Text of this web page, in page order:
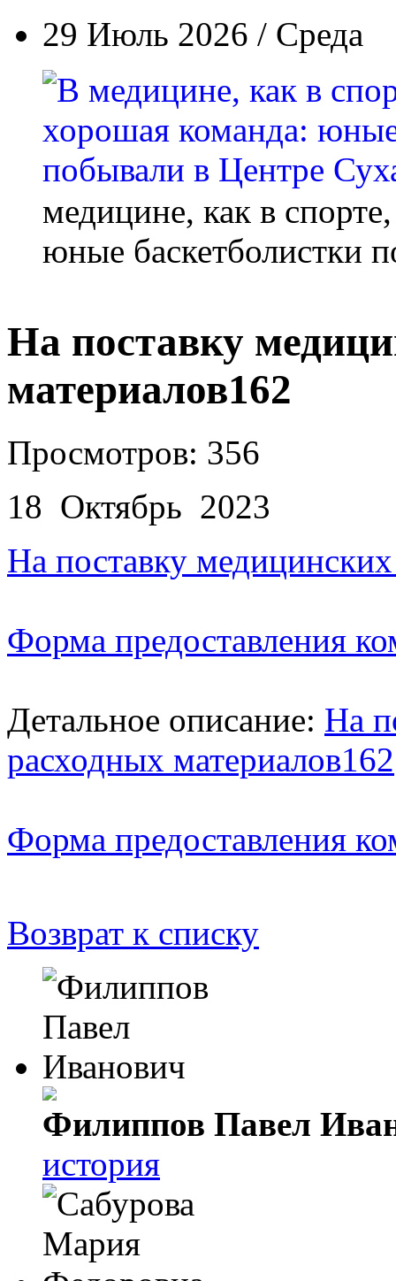
29 Июль 2026 / Среда
медицине, как в
юные баскетболистки
На поставку
материалов162
Просмотров: 356
18 Октябрь 2023
На поставку
Форма предоставления
Детальное описание: На
расходных материалов162
Форма предоставления
Возврат к списку
Филиппов Павел
история